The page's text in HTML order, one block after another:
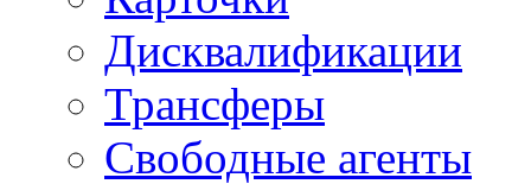
Дисквалификации
Трансферы
Свободные агенты